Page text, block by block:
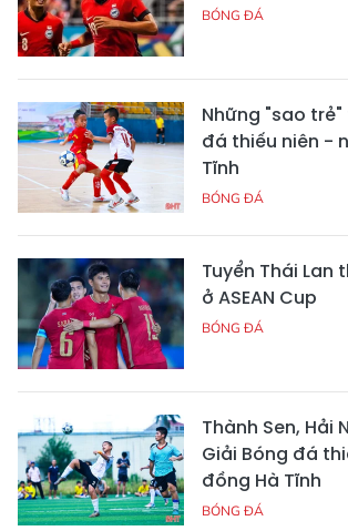
BÓNG ĐÁ
Những "sao
đá thiếu niên -
Tĩnh
BÓNG ĐÁ
Tuyển Thái Lan
ở ASEAN Cup
BÓNG ĐÁ
Thành Sen, Hải
Giải Bóng đá
đồng Hà Tĩnh
BÓNG ĐÁ